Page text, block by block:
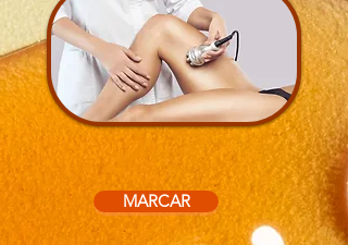
MARCAR